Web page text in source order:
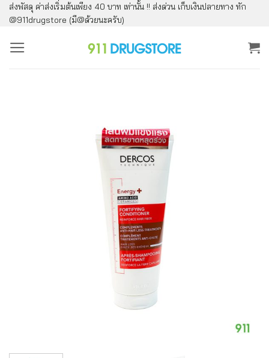
ข้าม
ไป
ยัง
ส่งพัสดุ ค่าส่งเริ่มต้นเพียง 40 บาท เท่านั้น !! ส่งด่วน เก็บเงินปลายทาง ทัก
@911drugstore (มี@ด้วยนะครับ)